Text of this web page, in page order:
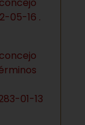
05-16 .
01-13